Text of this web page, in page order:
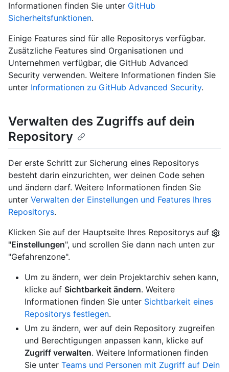
Informationen finden Sie unter GitHub
Sicherheitsfunktionen.
Einige Features sind für alle Repositorys verfügbar.
Zusätzliche Features sind Organisationen und
Unternehmen verfügbar, die GitHub Advanced
Security verwenden. Weitere Informationen finden Sie
unter Informationen zu GitHub Advanced Security.
Verwalten des Zugriffs auf dein
Repository
Der erste Schritt zur Sicherung eines Repositorys
besteht darin einzurichten, wer deinen Code sehen
und ändern darf. Weitere Informationen finden Sie
unter Verwalten der Einstellungen und Features Ihres
Repositorys.
Klicken Sie auf der Hauptseite Ihres Repositorys auf
"Einstellungen", und scrollen Sie dann nach unten zur
"Gefahrenzone".
Um zu ändern, wer dein Projektarchiv sehen kann,
klicke auf Sichtbarkeit ändern. Weitere
Informationen finden Sie unter Sichtbarkeit eines
Repositorys festlegen.
Um zu ändern, wer auf dein Repository zugreifen
und Berechtigungen anpassen kann, klicke auf
Zugriff verwalten. Weitere Informationen finden
Sie unter Teams und Personen mit Zugriff auf Dein